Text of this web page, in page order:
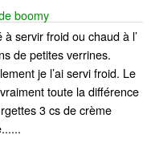
boomy
à servir froid ou chaud à l’
de petites verrines.
je l’ai servi froid. Le
toute la différence
3 cs de crème